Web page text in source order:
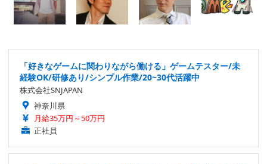
「好きなゲームに関わりながら働ける」ゲームテスター/未
経験OK/研修あり/シンプル作業/20~30代活躍中
株式会社SNJAPAN
神奈川県
月給35万円～50万円
正社員